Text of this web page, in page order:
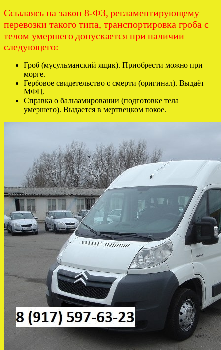
Ссылаясь на закон 8-ФЗ, регламентирующему
перевозки такого типа, транспортировка гроба с
телом умершего допускается при наличии
следующего:
Гроб (мусульманский ящик). Приобрести можно при
морге.
Гербовое свидетельство о смерти (оригинал). Выдаёт
МФЦ.
Справка о бальзамировании (подготовке тела
умершего). Выдается в мертвецком покое.